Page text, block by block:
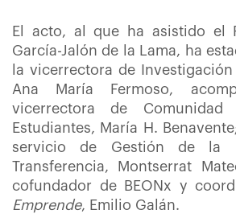
El acto, al que ha asistido el
García-Jalón de la Lama, ha
la vicerrectora de
Ana María Fermoso,
vicerrectora de Comunidad
Estudiantes, María H.
servicio de Gestión de la
Transferencia, Montserrat
cofundador de BEONx y
Emprende, Emilio Galán.